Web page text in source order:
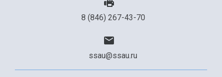
8 (846) 267-43-70
ssau@ssau.ru